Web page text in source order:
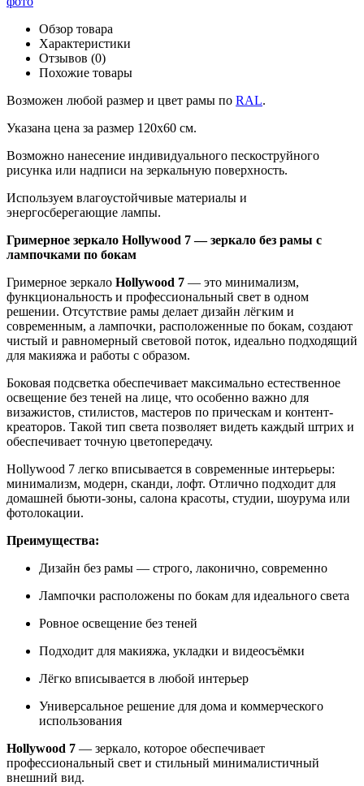
Обзор товара
Характеристики
Отзывов (0)
Похожие товары
Возможен любой размер и цвет рамы по RAL.
Указана цена за размер 120х60 см.
Возможно нанесение индивидуального пескоструйного
рисунка или надписи на зеркальную поверхность.
Используем влагоустойчивые материалы и
энергосберегающие лампы.
Гримерное зеркало Hollywood 7 — зеркало без рамы с
лампочками по бокам
Гримерное зеркало Hollywood 7 — это минимализм,
функциональность и профессиональный свет в одном
решении. Отсутствие рамы делает дизайн лёгким и
современным, а лампочки, расположенные по бокам, создают
чистый и равномерный световой поток, идеально подходящий
для макияжа и работы с образом.
Боковая подсветка обеспечивает максимально естественное
освещение без теней на лице, что особенно важно для
визажистов, стилистов, мастеров по прическам и контент-
креаторов. Такой тип света позволяет видеть каждый штрих и
обеспечивает точную цветопередачу.
Hollywood 7 легко вписывается в современные интерьеры:
минимализм, модерн, сканди, лофт. Отлично подходит для
домашней бьюти-зоны, салона красоты, студии, шоурума или
фотолокации.
Преимущества:
Дизайн без рамы — строго, лаконично, современно
Лампочки расположены по бокам для идеального света
Ровное освещение без теней
Подходит для макияжа, укладки и видеосъёмки
Лёгко вписывается в любой интерьер
Универсальное решение для дома и коммерческого
использования
Hollywood 7 — зеркало, которое обеспечивает
профессиональный свет и стильный минималистичный
внешний вид.